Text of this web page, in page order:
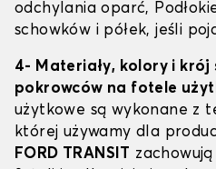
odchylania oparć,
schowków i półek, jeśli
4- Materiały, kolory i krój
pokrowców na fotele
użytkowe są wykonane z
której używamy dla
FORD TRANSIT